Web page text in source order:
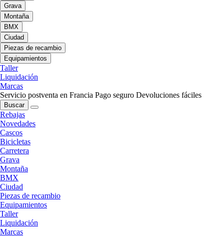
Grava
Montaña
BMX
Ciudad
Piezas de recambio
Equipamientos
Taller
Liquidación
Marcas
Servicio postventa en Francia Pago seguro Devoluciones fáciles
Buscar
Rebajas
Novedades
Cascos
Bicicletas
Carretera
Grava
Montaña
BMX
Ciudad
Piezas de recambio
Equipamientos
Taller
Liquidación
Marcas